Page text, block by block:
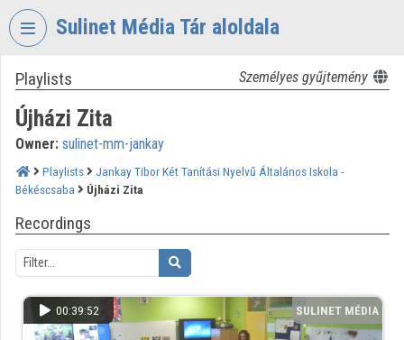
Skip header
Sulinet Média Tár aloldala
VIDEO
SULINET
MÉDIA
TÁR
Log In
Categories
Playlists Személyes gyűjtemény
Újházi Zita
Owner: sulinet-mm-jankay
Playlists
Jankay Tibor Két Tanítási Nyelvű Általános Iskola -
Békéscsaba
Újházi Zita
Recordings
00:39:52
SULINET MÉDIA